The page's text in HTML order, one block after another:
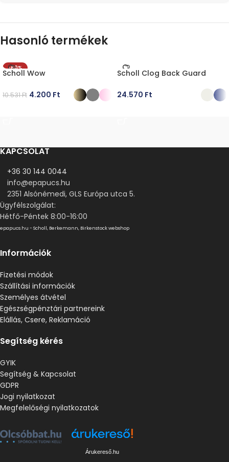
Hasonló termékek
-60%
Scholl Wow
10.531Ft 4.200 Ft
Scholl Clog Back Guard
24.570 Ft
KAPCSOLAT
+36 30 144 0044
info@epapucs.hu
2351 Alsónémedi, GLS Európa utca 5.
Ügyfélszolgálat:
Hétfő-Péntek 8:00-16:00
epapucs.hu - Scholl, Berkemann, Birkenstock webshop
Információk
Fizetési módok
Szállítási információk
Személyes átvétel
Egészségpénztári partnereink
Elállás, Csere, Reklamáció
Segítség kérés
GYIK
Segítség & Kapcsolat
GDPR
Jogi nyilatkozat
Megfelelőségi nyilatkozatok
Árukereső.hu